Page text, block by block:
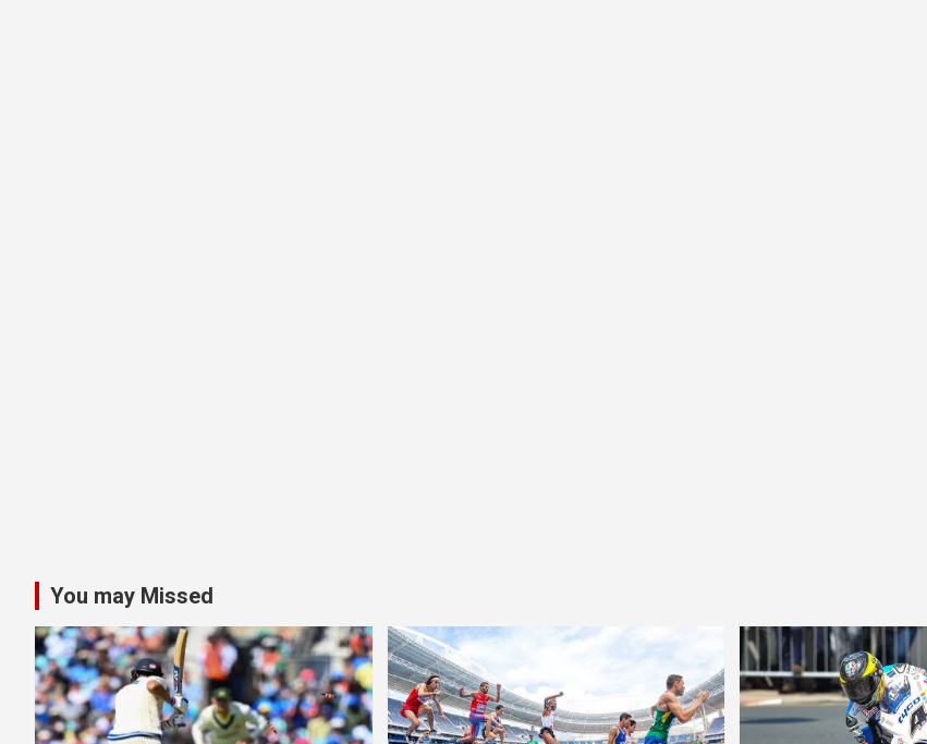
You may Missed